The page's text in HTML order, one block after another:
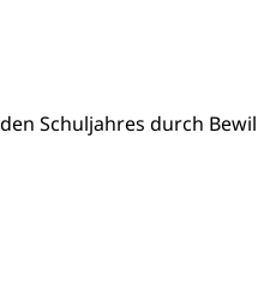
Schuljahres durch